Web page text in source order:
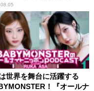
世界を舞台に活躍する
！『オールナ